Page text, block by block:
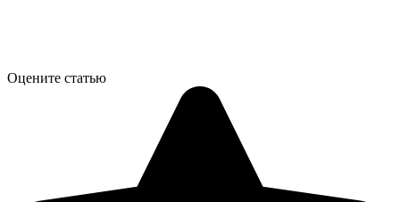
Оцените статью